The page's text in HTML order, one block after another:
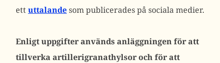
ettuttalandesom publicerades på sociala medier.
Enligt uppgifter används anläggningen för att
tillverka artillerigranathylsor och för att